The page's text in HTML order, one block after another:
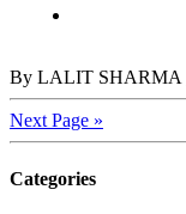
By LALIT SHARMA
Next Page »
Categories